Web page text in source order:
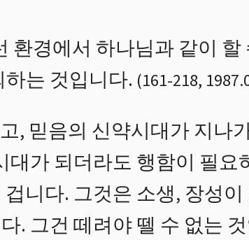
환경에서 하나님과 같이 할
는 것입니다. (161-218,
, 믿음의 신약시대가 지나
대가 되더라도 행함이 필요
니다. 그것은 소생, 장성
. 그건 떼려야 뗄 수 없는